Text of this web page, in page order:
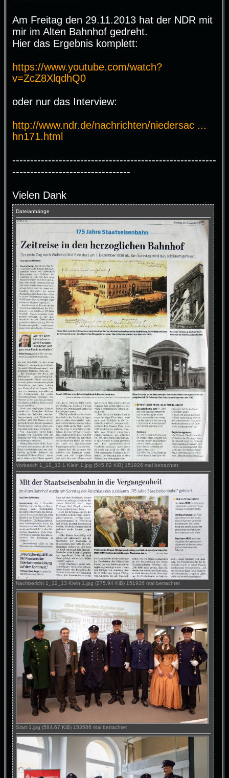
Am Freitag den 29.11.2013 hat der NDR mit
mir im Alten Bahnhof gedreht.
Hier das Ergebnis komplett:
https://www.youtube.com/watch?
v=ZcZ8XlqdhQ0
oder nur das Interview:
http://www.ndr.de/nachrichten/niedersac ...
hn171.html
---------------------------------------------------------
---------------------------------
Vielen Dank
Dateianhänge
Vorberich 1_12_13 1 Klein 1.jpg (545.82 KiB) 151926 mal betrachtet
Nachbericht 1_12_13 Klein 1.jpg (275.94 KiB) 151926 mal betrachtet
Start 1.jpg (584.67 KiB) 153586 mal betrachtet